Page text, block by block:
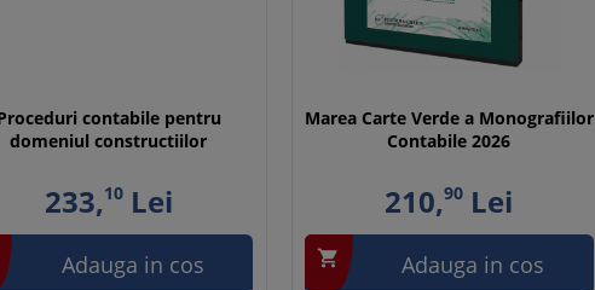
contabile pentru
domeniul constructiilor
233,10Lei
Adauga in cos
Marea Carte Verde a Monografiilor
Contabile 2026
210,90 Lei
 Adauga in cos